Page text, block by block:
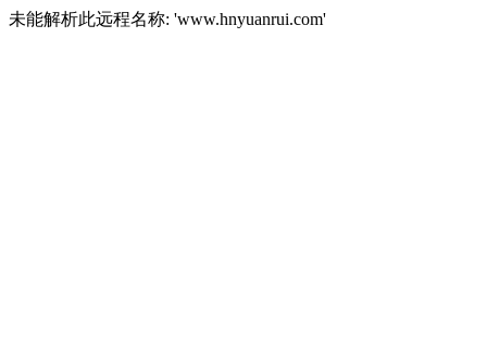
未能解析此远程名称: 'www.hnyuanrui.com'